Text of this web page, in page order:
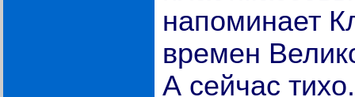
напоминает
времен
А сейчас